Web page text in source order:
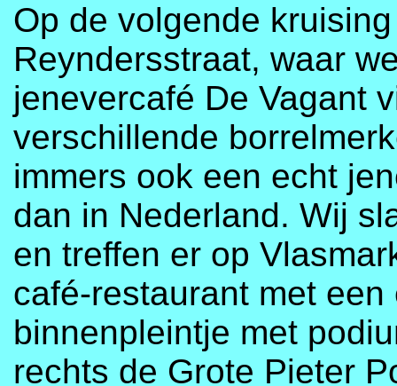
Op de volgende
Reyndersstraat, waar
jenevercafé De Vagant
verschillende
immers ook een echt
dan in Nederland. Wij
en treffen er op
café-restaurant met
binnenpleintje met
rechts de Grote Pieter